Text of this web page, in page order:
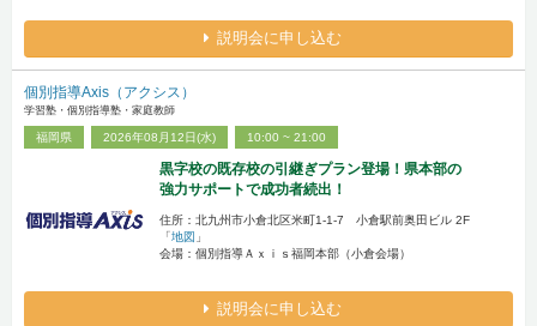
説明会に申し込む
個別指導Axis（アクシス）
学習塾・個別指導塾・家庭教師
福岡県 2026年08月12日(水) 10:00 ~ 21:00
黒字校の既存校の引継ぎプラン登場！県本部の
強力サポートで成功者続出！
住所：北九州市小倉北区米町1-1-7 小倉駅前奥田ビル 2F
「地図 」
会場：個別指導Ａｘｉｓ福岡本部（小倉会場）
説明会に申し込む